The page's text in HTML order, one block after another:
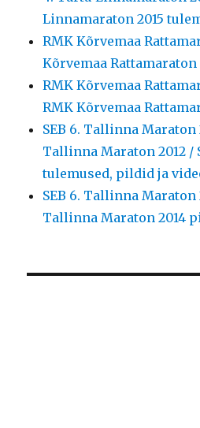
Linnamaraton 2015
RMK Kõrvemaa
Kõrvemaa
RMK Kõrvemaa
RMK Kõrvemaa
SEB 6. Tallinna Maraton
Tallinna Maraton 2012 /
tulemused, pildid ja
SEB 6. Tallinna Maraton
Tallinna Maraton 2014